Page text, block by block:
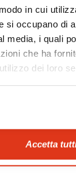
in cui
si occupano di
media, i quali
che ha
dei loro
Accetta